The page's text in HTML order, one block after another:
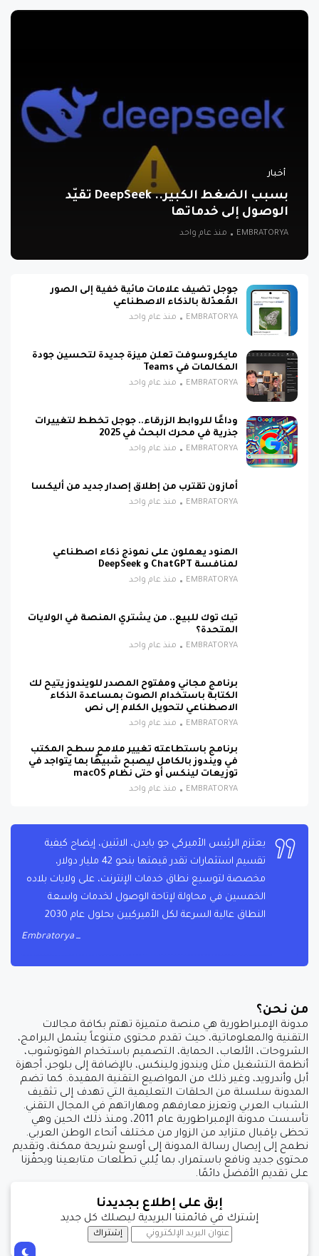
أخبار
بسبب الضغط الكبير.. DeepSeek تقيّد
الوصول إلى خدماتها
EMBRATORYA منذ عام واحد
جوجل تضيف علامات مائية خفية إلى الصور
المُعدّلة بالذكاء الاصطناعي
EMBRATORYA منذ عام واحد
مايكروسوفت تعلن ميزة جديدة لتحسين جودة
المكالمات في Teams
EMBRATORYA منذ عام واحد
وداعًا للروابط الزرقاء.. جوجل تخطط لتغييرات
جذرية في محرك البحث في 2025
EMBRATORYA منذ عام واحد
أمازون تقترب من إطلاق إصدار جديد من أليكسا
EMBRATORYA منذ عام واحد
الهنود يعملون على نموذج ذكاء اصطناعي
لمنافسة ChatGPT و DeepSeek
EMBRATORYA منذ عام واحد
تيك توك للبيع.. من يشتري المنصة في الولايات
المتحدة؟
EMBRATORYA منذ عام واحد
برنامج مجاني ومفتوح المصدر للويندوز يتيح لك
الكتابة باستخدام الصوت بمساعدة الذكاء
الاصطناعي لتحويل الكلام إلى نص
EMBRATORYA منذ عام واحد
برنامج باستطاعته تغيير ملامح سطح المكتب
في ويندوز بالكامل ليصبح شبيهًا بما يتواجد في
توزيعات لينكس أو حتى نظام macOS
EMBRATORYA منذ عام واحد
يعتزم الرئيس الأميركي جو بايدن، الاثنين، إيضاح كيفية
تقسيم استثمارات تقدر قيمتها بنحو 42 مليار دولار،
مخصصة لتوسيع نطاق خدمات الإنترنت، على ولايات بلاده
الخمسين في محاولة لإتاحة الوصول لخدمات واسعة
النطاق عالية السرعة لكل الأميركيين بحلول عام 2030
Embratorya
من نحن؟
مدونة الإمبراطورية هي منصة متميزة تهتم بكافة مجالات
التقنية والمعلوماتية، حيث تقدم محتوى متنوعاً يشمل البرامج،
الشروحات، الألعاب، الحماية، التصميم باستخدام الفوتوشوب،
أنظمة التشغيل مثل ويندوز ولينكس، بالإضافة إلى بلوجر، أجهزة
أبل وأندرويد، وغير ذلك من المواضيع التقنية المفيدة. كما تضم
المدونة سلسلة من الحلقات التعليمية التي تهدف إلى تثقيف
الشباب العربي وتعزيز معارفهم ومهاراتهم في المجال التقني.
تأسست مدونة الإمبراطورية عام 2011، ومنذ ذلك الحين وهي
تحظى بإقبال متزايد من الزوار من مختلف أنحاء الوطن العربي.
نطمح إلى إيصال رسالة المدونة إلى أوسع شريحة ممكنة، وتقديم
محتوى جديد ونافع باستمرار، بما يُلبي تطلعات متابعينا ويحفّزنا
على تقديم الأفضل دائمًا.
إبق على إطلاع بجديدنا
إشترك في قائمتنا البريدية ليصلك كل جديد
إشتراك